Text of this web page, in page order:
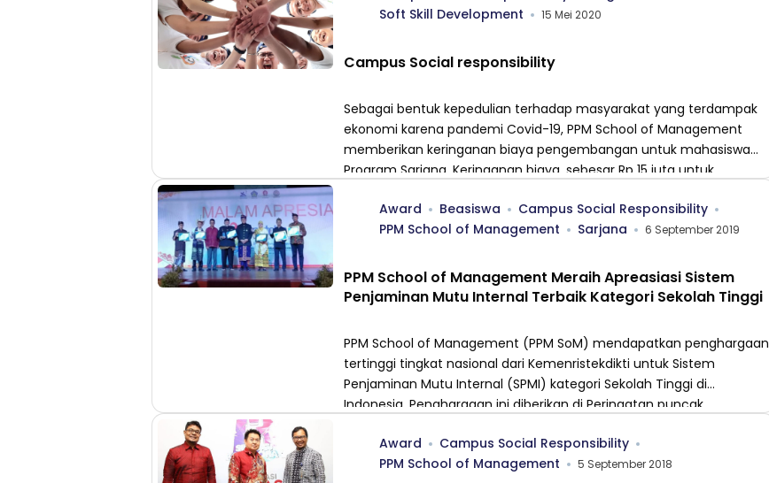
Meraih Apreasiasi Sistem […]
Soft Skill Development
15 Mei 2020
Campus Social responsibility
Sebagai bentuk kepedulian terhadap masyarakat yang terdampak
ekonomi karena pandemi Covid-19, PPM School of Management
memberikan keringanan biaya pengembangan untuk mahasiswa
Program Sarjana. Keringanan biaya, sebesar Rp 15 juta untuk
Sarjana Manajemen Bisnis (SMB), berlaku bagi mahasiswa Program
Sarjana periode September 2020/2021. Saat ini, […]
Award Beasiswa
Campus Social Responsibility
PPM School of Management
Sarjana 6 September 2019
PPM School of Management Meraih Apreasiasi Sistem
Penjaminan Mutu Internal Terbaik Kategori Sekolah Tinggi
PPM School of Management (PPM SoM) mendapatkan penghargaan
tertinggi tingkat nasional dari Kemenristekdikti untuk Sistem
Penjaminan Mutu Internal (SPMI) kategori Sekolah Tinggi di
Indonesia. Penghargaan ini diberikan di Peringatan puncak
di Institut Seni Indonesia Denpasar pada Kamis (27/08). . Hadir
sebagai penerima apresiasi dari PPM SoM adalah Dr. […]
Award
Campus Social Responsibility
PPM School of Management
5 September 2018